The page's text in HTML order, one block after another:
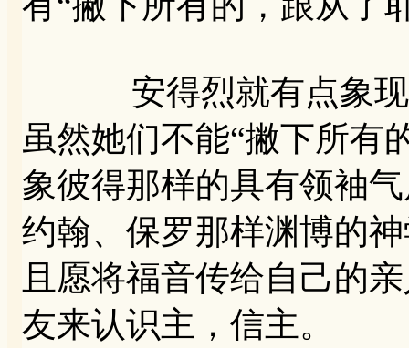
安得烈就有点象现在
虽然她们不能“撇下所有
象彼得那样的具有领袖
约翰、保罗那样渊博的
且愿将福音传给自己的
友来认识主，信主。